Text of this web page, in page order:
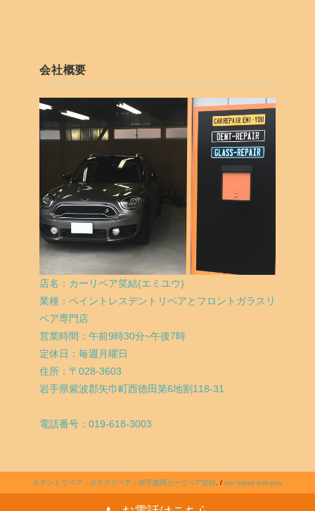
会社概要
店名：カーリペア笑結(エミユウ)
業種：ペイントレスデントリペアとフロントガラスリ
ペア専門店
営業時間：午前9時30分~午後7時
定休日：毎週月曜日
住所：〒028-3603
岩手県紫波郡矢巾町西徳田第6地割118-31
電話番号：019-618-3003
©デントリペア・ガラスリペア｜岩手盛岡カーリペア笑結. / car repair emi-you